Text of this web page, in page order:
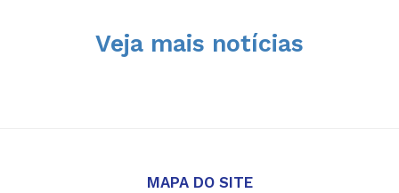
Veja mais notícias
MAPA DO SITE